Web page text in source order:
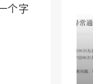
个字